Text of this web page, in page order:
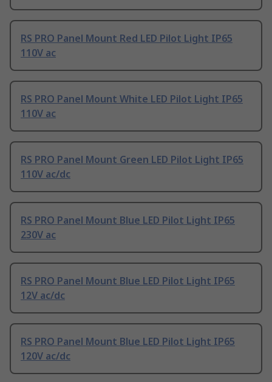
RS PRO Panel Mount Red LED Pilot Light IP65
110V ac
RS PRO Panel Mount White LED Pilot Light IP65
110V ac
RS PRO Panel Mount Green LED Pilot Light IP65
110V ac/dc
RS PRO Panel Mount Blue LED Pilot Light IP65
230V ac
RS PRO Panel Mount Blue LED Pilot Light IP65
12V ac/dc
RS PRO Panel Mount Blue LED Pilot Light IP65
120V ac/dc